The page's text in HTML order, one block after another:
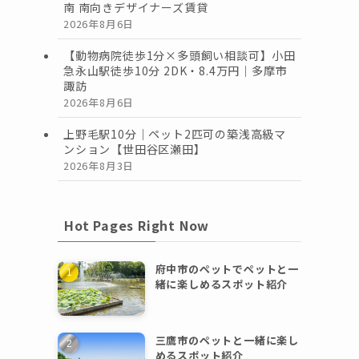
南 南向きデザイナーズ賃貸
2026年8月6日
【動物病院徒歩1分×多頭飼い相談可】小田
急永山駅徒歩10分 2DK・8.4万円｜多摩市
諏訪
2026年8月6日
上野毛駅10分｜ペット2匹可の築浅高級マ
ンション【世田谷区瀬田】
2026年8月3日
Hot Pages Right Now
府中市のペットでペットと一
緒に楽しめるスポット紹介
三鷹市のペットと一緒に楽し
めるスポット紹介